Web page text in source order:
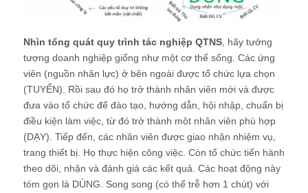
Nhìn tổng quát quy trình tác nghiệp QTNS , hãy tưởng
tượng doanh nghiệp giống như một cơ thể sống. Các ứng
viên (nguồn nhân lực) ở bên ngoài được tổ chức lựa chọn
(TUYỂN). Rồi sau đó họ trở thành nhân viên mới và được
đưa vào tổ chức để đào tạo, hướng dẫn, hội nhập, chuẩn bị
điều kiện làm việc, từ đó trở thành một nhân viên phù hợp
(DẠY). Tiếp đến, các nhân viên được giao nhận nhiệm vụ,
trang thiết bị. Họ thực hiện công việc. Còn tổ chức tiến hành
theo dõi, nhận và đánh giá các kết quả. Các hoạt động này
tóm gọn là DÙNG. Song song (có thể trễ hơn 1 chút) với